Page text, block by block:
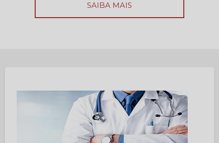
SAIBA MAIS